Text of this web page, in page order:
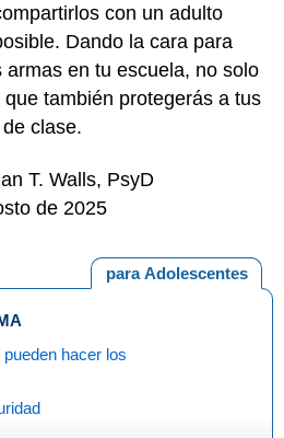
con un adulto
Dando la cara para
en tu escuela, no solo
también protegerás a tus
clase.
T. Walls, PsyD
de 2025
para Adolescentes
hacer los